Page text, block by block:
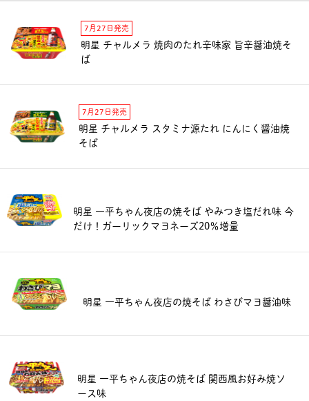
7月27日発売
明星 チャルメラ 焼肉のたれ辛味家 旨辛醤油焼そ
ば
7月27日発売
明星 チャルメラ スタミナ源たれ にんにく醤油焼
そば
明星 一平ちゃん夜店の焼そば やみつき塩だれ味 今
だけ！ガーリックマヨネーズ20％増量
明星 一平ちゃん夜店の焼そば わさびマヨ醤油味
明星 一平ちゃん夜店の焼そば 関西風お好み焼ソ
ース味